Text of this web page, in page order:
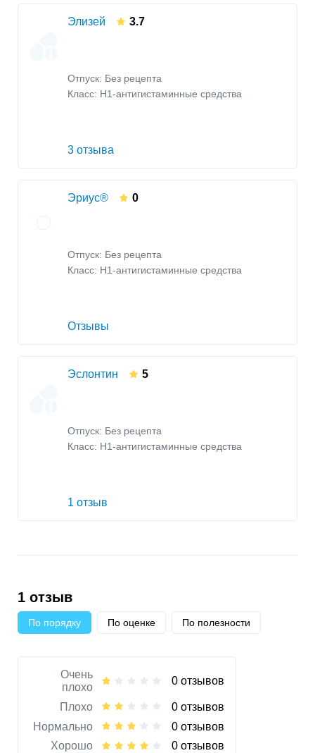
Элизей 3.7
Отпуск: Без рецепта
Класс: H1-антигистаминные средства
3 отзыва
Эриус® 0
Отпуск: Без рецепта
Класс: H1-антигистаминные средства
Отзывы
Эслонтин 5
Отпуск: Без рецепта
Класс: H1-антигистаминные средства
1 отзыв
1 отзыв
По порядку По оценке По полезности
Очень
плохо
0 отзывов
Плохо
0 отзывов
Нормально
0 отзывов
Хорошо
0 отзывов